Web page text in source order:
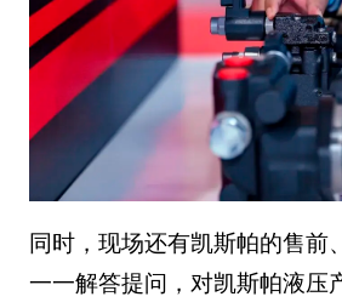
同时，现场还有凯斯帕的售前
一一解答提问，对凯斯帕液压